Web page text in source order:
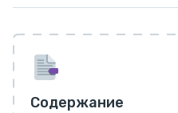
Содержание